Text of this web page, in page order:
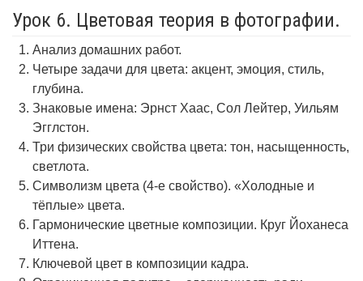
Урок 6. Цветовая теория в фотографии.
Анализ домашних работ.
Четыре задачи для цвета: акцент, эмоция, стиль,
глубина.
Знаковые имена: Эрнст Хаас, Сол Лейтер, Уильям
Эгглстон.
Три физических свойства цвета: тон, насыщенность,
светлота.
Символизм цвета (4-е свойство). «Холодные и
тёплые» цвета.
Гармонические цветные композиции. Круг Йоханеса
Иттена.
Ключевой цвет в композиции кадра.